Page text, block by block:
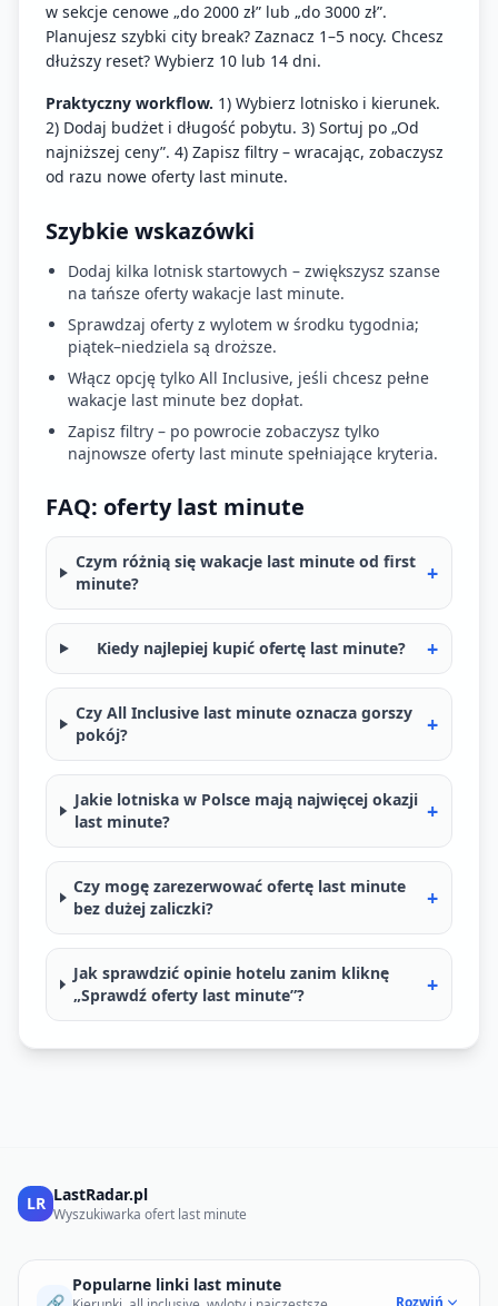
w sekcje cenowe „do 2000 zł” lub „do 3000 zł”.
Planujesz szybki city break? Zaznacz 1–5 nocy. Chcesz
dłuższy reset? Wybierz 10 lub 14 dni.
Praktyczny workflow. 1) Wybierz lotnisko i kierunek.
2) Dodaj budżet i długość pobytu. 3) Sortuj po „Od
najniższej ceny”. 4) Zapisz filtry – wracając, zobaczysz
od razu nowe oferty last minute.
Szybkie wskazówki
Dodaj kilka lotnisk startowych – zwiększysz szanse
na tańsze oferty wakacje last minute.
Sprawdzaj oferty z wylotem w środku tygodnia;
piątek–niedziela są droższe.
Włącz opcję tylko All Inclusive, jeśli chcesz pełne
wakacje last minute bez dopłat.
Zapisz filtry – po powrocie zobaczysz tylko
najnowsze oferty last minute spełniające kryteria.
FAQ: oferty last minute
Czym różnią się wakacje last minute od first
minute?
+
Kiedy najlepiej kupić ofertę last minute? +
Czy All Inclusive last minute oznacza gorszy
pokój?
+
Jakie lotniska w Polsce mają najwięcej okazji
last minute?
+
Czy mogę zarezerwować ofertę last minute
bez dużej zaliczki?
+
Jak sprawdzić opinie hotelu zanim kliknę
„Sprawdź oferty last minute”?
+
LR LastRadar.pl
Wyszukiwarka ofert last minute
Popularne linki last minute
Rozwiń